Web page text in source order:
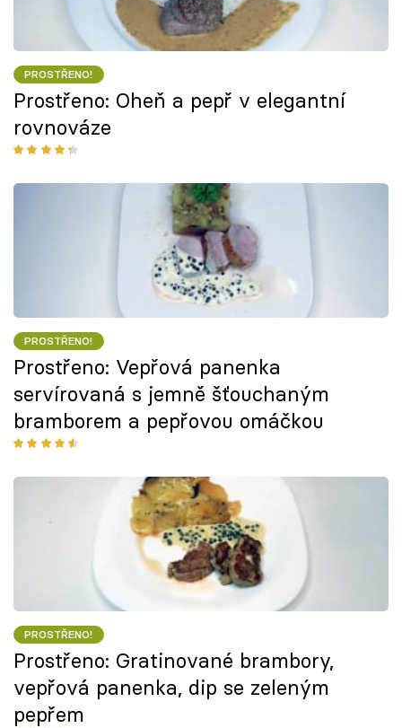
PROSTŘENO!
Prostřeno: Oheň a pepř v elegantní
rovnováze
PROSTŘENO!
Prostřeno: Vepřová panenka
servírovaná s jemně šťouchaným
bramborem a pepřovou omáčkou
PROSTŘENO!
Prostřeno: Gratinované brambory,
vepřová panenka, dip se zeleným
pepřem